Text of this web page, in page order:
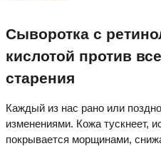
Сыворотка с
кислотой против
старения
Каждый из нас рано или
изменениями. Кожа тускнеет,
покрывается морщинами,